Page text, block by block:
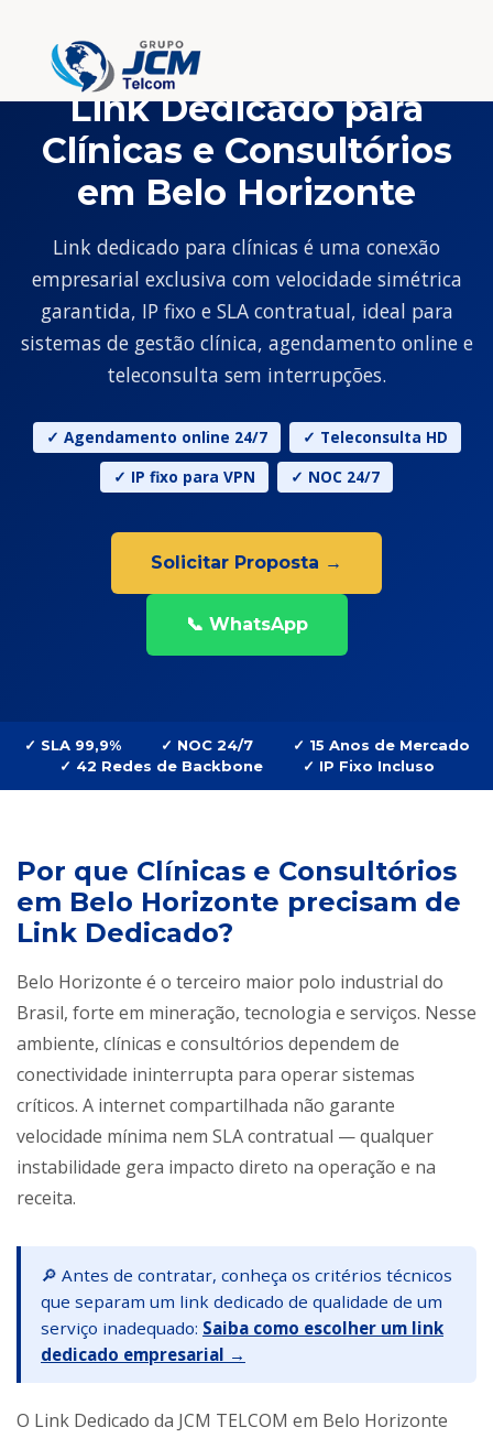
Link Dedicado para
Clínicas e Consultórios
em Belo Horizonte
Link dedicado para clínicas é uma conexão
empresarial exclusiva com velocidade simétrica
garantida, IP fixo e SLA contratual, ideal para
sistemas de gestão clínica, agendamento online e
teleconsulta sem interrupções.
✓ Agendamento online 24/7
✓ Teleconsulta HD
✓ IP fixo para VPN
✓ NOC 24/7
Solicitar Proposta →
📞 WhatsApp
✓ SLA 99,9% ✓ NOC 24/7
✓ 15 Anos de Mercado
✓ 42 Redes de Backbone
✓ IP Fixo Incluso
Por que Clínicas e Consultórios
em Belo Horizonte precisam de
Link Dedicado?
Belo Horizonte é o terceiro maior polo industrial do
Brasil, forte em mineração, tecnologia e serviços. Nesse
ambiente, clínicas e consultórios dependem de
conectividade ininterrupta para operar sistemas
críticos. A internet compartilhada não garante
velocidade mínima nem SLA contratual — qualquer
instabilidade gera impacto direto na operação e na
receita.
🔎 Antes de contratar, conheça os critérios técnicos
que separam um link dedicado de qualidade de um
serviço inadequado: Saiba como escolher um link
dedicado empresarial →
O Link Dedicado da JCM TELCOM em Belo Horizonte